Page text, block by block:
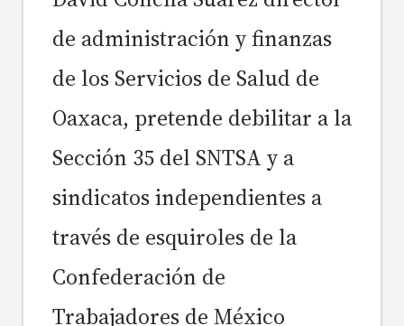
de administración y finanzas
de los Servicios de Salud de
Oaxaca, pretende debilitar a la
Sección 35 del SNTSA y a
sindicatos independientes a
través de esquiroles de la
Confederación de
Trabajadores de México